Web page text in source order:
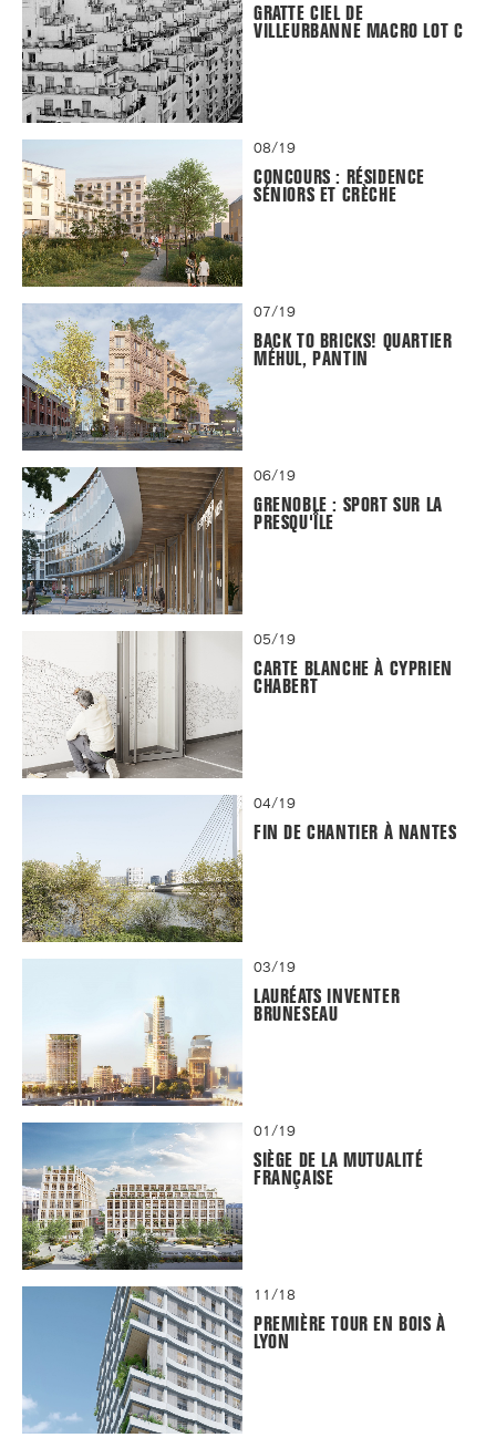
GRATTE CIEL DE
VILLEURBANNE MACRO LOT C
08/19
CONCOURS : RÉSIDENCE
SÉNIORS ET CRÈCHE
07/19
BACK TO BRICKS! QUARTIER
MÉHUL, PANTIN
06/19
GRENOBLE : SPORT SUR LA
PRESQU'ÎLE
05/19
CARTE BLANCHE À CYPRIEN
CHABERT
04/19
FIN DE CHANTIER À NANTES
03/19
LAURÉATS INVENTER
BRUNESEAU
01/19
SIÈGE DE LA MUTUALITÉ
FRANÇAISE
11/18
PREMIÈRE TOUR EN BOIS À
LYON